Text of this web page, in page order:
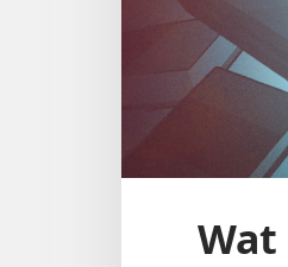
Wat